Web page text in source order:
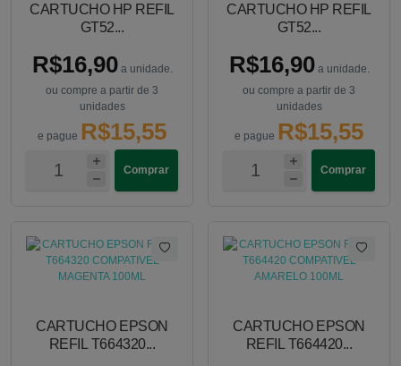
CARTUCHO HP REFIL
GT52...
R$16,90a unidade.
ou compre a partir de 3
unidades
e pague R$15,55
Comprar
CARTUCHO HP REFIL
GT52...
R$16,90a unidade.
ou compre a partir de 3
unidades
e pague R$15,55
Comprar
CARTUCHO EPSON
REFIL T664320...
CARTUCHO EPSON
REFIL T664420...